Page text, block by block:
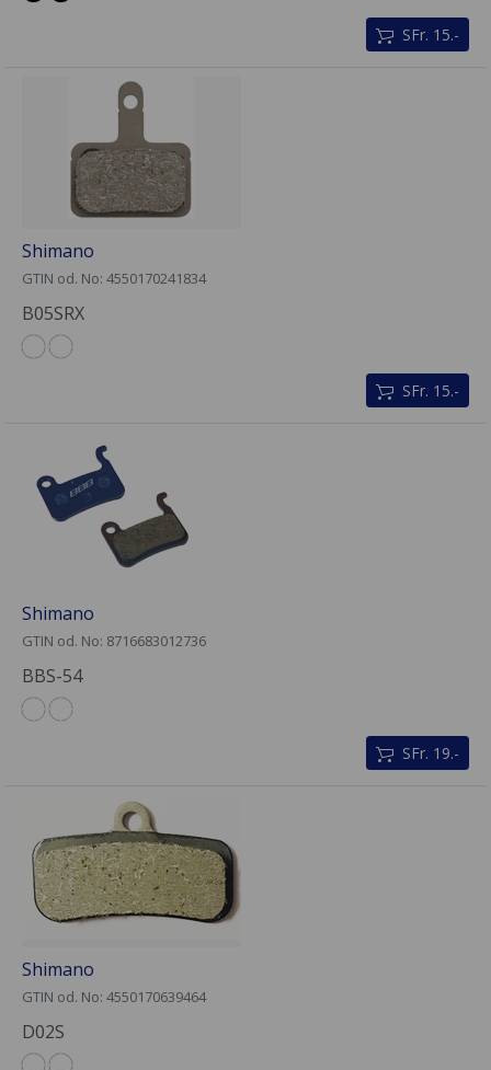
SFr. 15.-
Shimano
GTIN od. No: 4550170241834
B05SRX
SFr. 15.-
Shimano
GTIN od. No: 8716683012736
BBS-54
SFr. 19.-
Shimano
GTIN od. No: 4550170639464
D02S